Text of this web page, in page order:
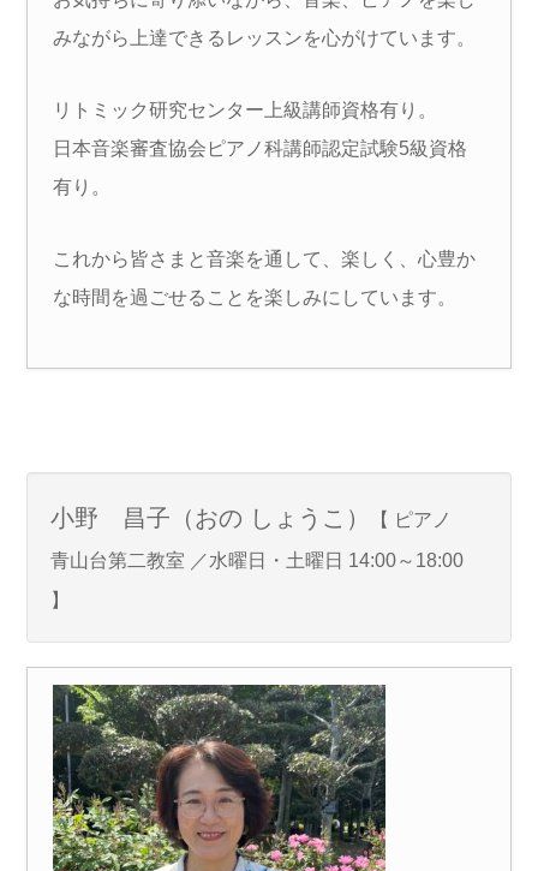
みながら上達できるレッスンを心がけています。
リトミック研究センター上級講師資格有り。
日本音楽審査協会ピアノ科講師認定試験5級資格
有り。
これから皆さまと音楽を通して、楽しく、心豊か
な時間を過ごせることを楽しみにしています。
小野 昌子（おの しょうこ）
【 ピアノ
青山台第二教室 ／水曜日・土曜日 14:00～18:00
】